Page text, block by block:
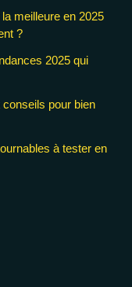
meilleure en 2025
?
2025 qui
pour bien
à tester en